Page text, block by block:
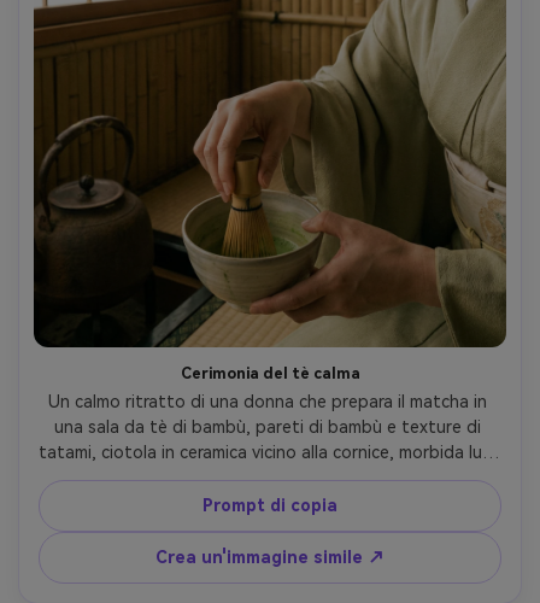
Cerimonia del tè calma
Un calmo ritratto di una donna che prepara il matcha in
una sala da tè di bambù, pareti di bambù e texture di
tatami, ciotola in ceramica vicino alla cornice, morbida luce
della finestra, scattato su Fujifilm X-T5, 56mm f/1.2,
intimo primo piano, verde caldo e gradazione beige,
texture naturale della pelle, fotografia di lifestyle
fotorealistica-AR 4:5
Prompt di copia
Crea un'immagine simile ↗